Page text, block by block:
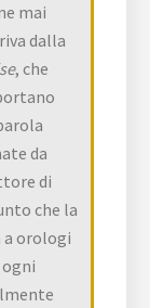
mai
dalla
, che
da
di
che la
a orologi
ogni